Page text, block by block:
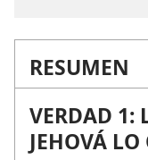
RESUMEN
VERDAD 1:
JEHOVÁ LO